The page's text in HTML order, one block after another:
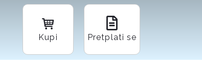
Kupi Pretplati se